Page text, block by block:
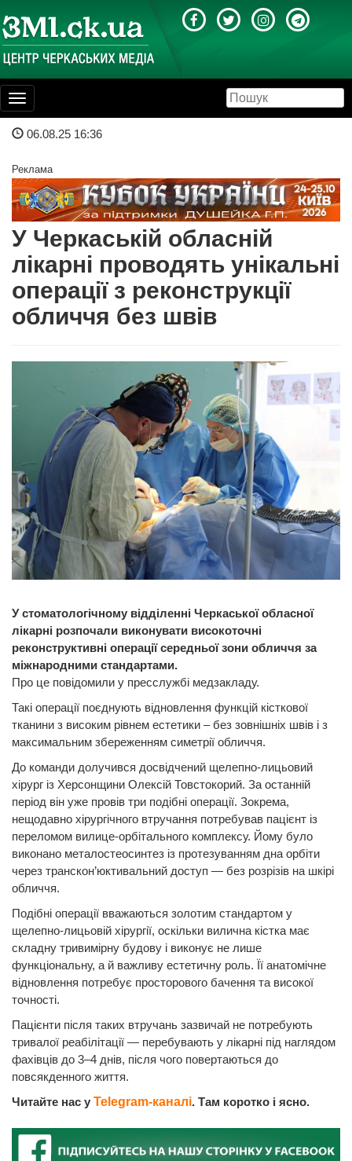
Toggle
navigation
06.08.25 16:36
Реклама
У Черкаській обласній
лікарні проводять унікальні
операції з реконструкції
обличчя без швів
У стоматологічному відділенні Черкаської обласної
лікарні розпочали виконувати високоточні
реконструктивні операції середньої зони обличчя за
міжнародними стандартами.
Про це повідомили у пресслужбі медзакладу.
Такі операції поєднують відновлення функцій кісткової
тканини з високим рівнем естетики – без зовнішніх швів і з
максимальним збереженням симетрії обличчя.
До команди долучився досвідчений щелепно-лицьовий
хірург із Херсонщини Олексій Товстокорий. За останній
період він уже провів три подібні операції. Зокрема,
нещодавно хірургічного втручання потребував пацієнт із
переломом вилице-орбітального комплексу. Йому було
виконано металостеосинтез із протезуванням дна орбіти
через транскон’юктивальний доступ — без розрізів на шкірі
обличчя.
Подібні операції вважаються золотим стандартом у
щелепно-лицьовій хірургії, оскільки вилична кістка має
складну тривимірну будову і виконує не лише
функціональну, а й важливу естетичну роль. Її анатомічне
відновлення потребує просторового бачення та високої
точності.
Пацієнти після таких втручань зазвичай не потребують
тривалої реабілітації — перебувають у лікарні під наглядом
фахівців до 3–4 днів, після чого повертаються до
повсякденного життя.
Читайте нас у Telegram-каналі. Там коротко і ясно.